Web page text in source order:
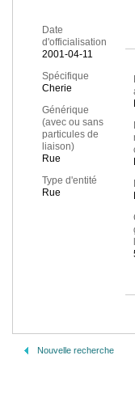
Date
d'officialisation
2001-04-11
Spécifique
Cherie
Générique
(avec ou sans
particules de
liaison)
Rue
Type d'entité
Rue
Nouvelle recherche